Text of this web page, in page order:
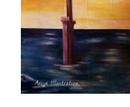
因餵お